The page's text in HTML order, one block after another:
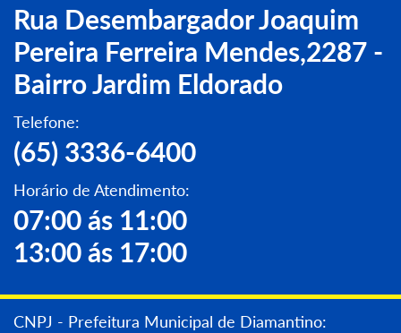
Rua Desembargador Joaquim
Pereira Ferreira Mendes,2287 -
Bairro Jardim Eldorado
Telefone:
(65) 3336-6400
Horário de Atendimento:
07:00 ás 11:00
13:00 ás 17:00
CNPJ - Prefeitura Municipal de Diamantino: